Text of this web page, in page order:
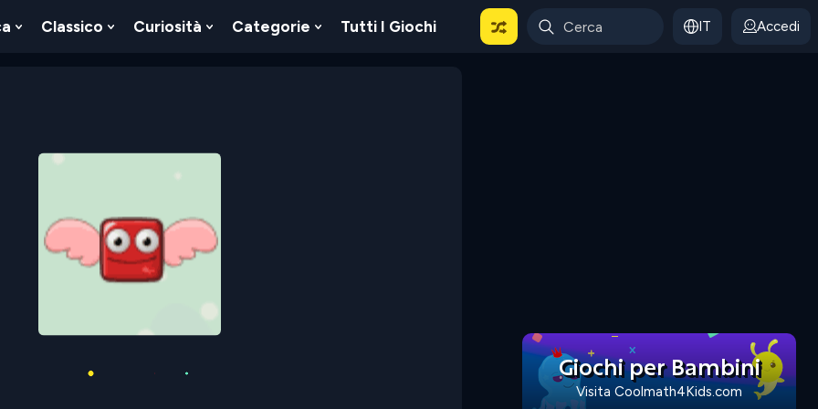
Show
Classico
Show
Curiosità
Show
Categorie
Show
Tutti I Giochi IT Accedi
Giochi per Bambini
Visita Coolmath4Kids.com